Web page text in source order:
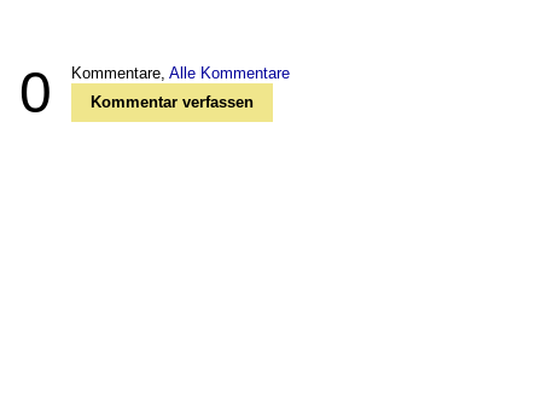
0 Kommentare, Alle Kommentare
Kommentar verfassen